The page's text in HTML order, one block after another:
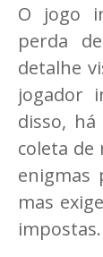
O jogo
perda
detalhe
jogador
disso, há
coleta de
enigmas
mas
impostas.